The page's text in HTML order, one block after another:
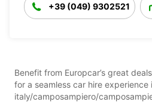
+39 (049) 9302521
Benefit from Europcar’s great
for a seamless car hire experience
italy/camposampiero/